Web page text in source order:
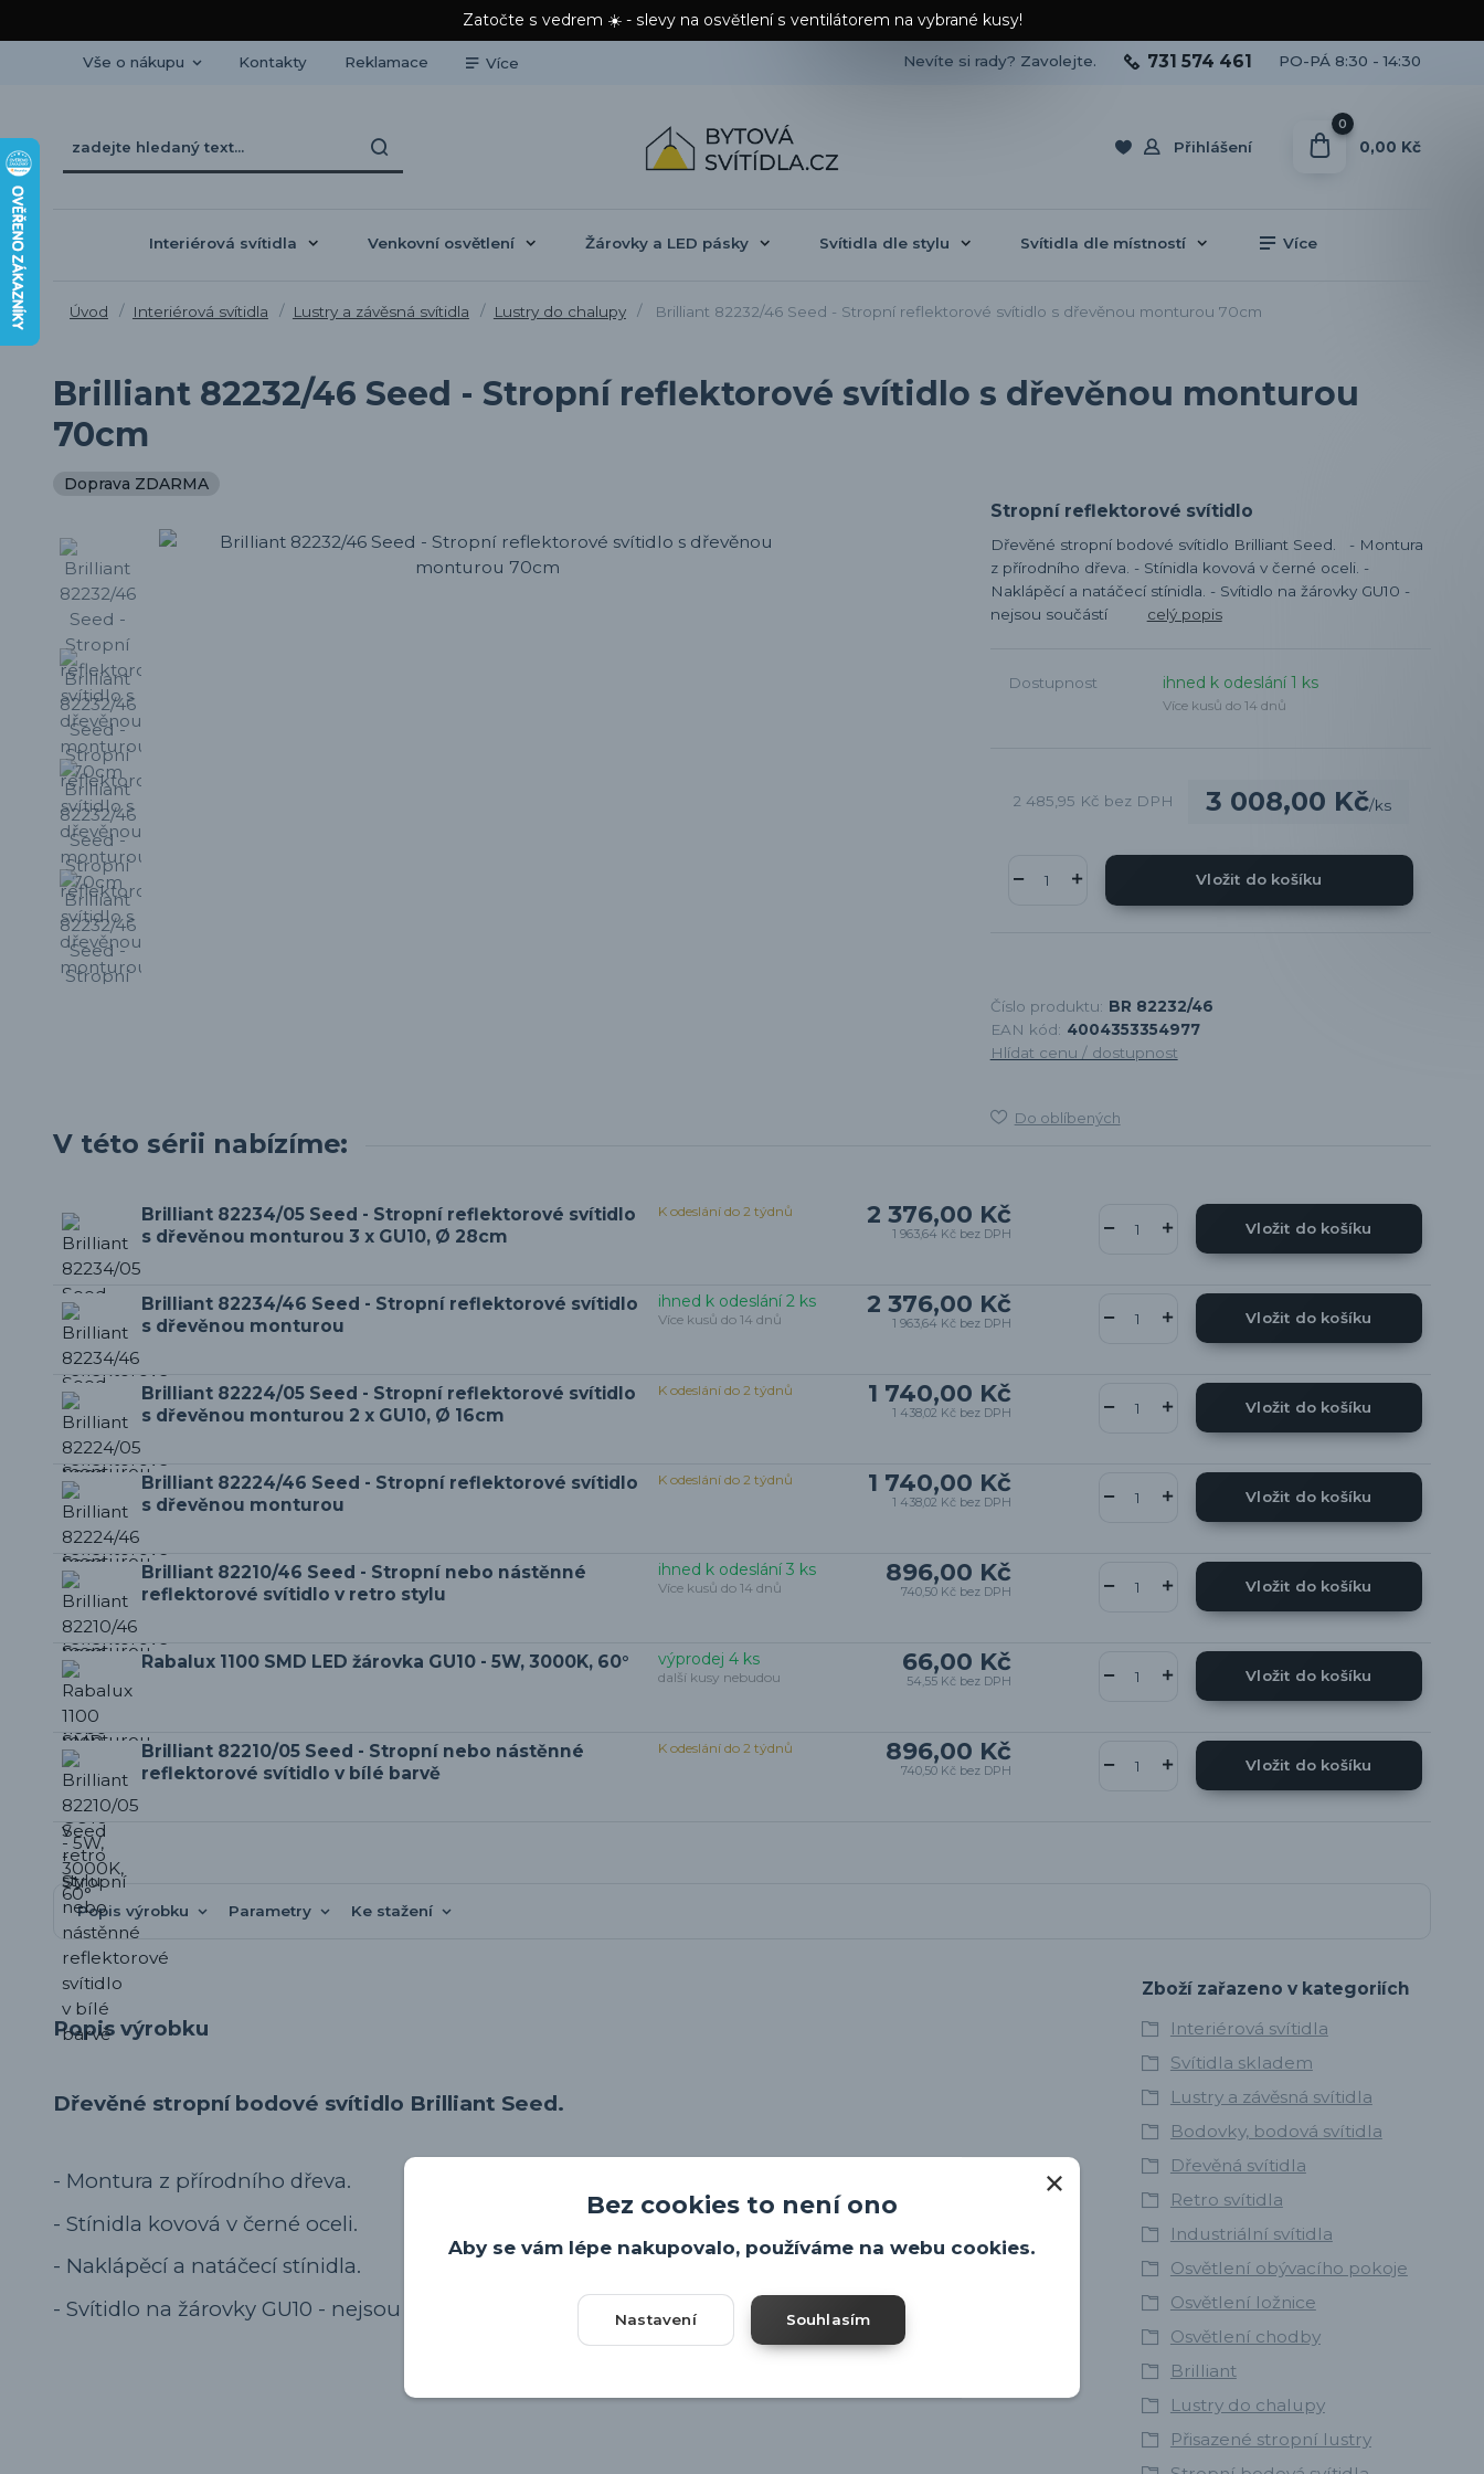
Zatočte s vedrem ☀️ - slevy na osvětlení s ventilátorem na vybrané kusy!
Vše o nákupu Kontakty Reklamace Více
Přihlášení
Nevíte si rady? Zavolejte. 731 574 461 PO-PÁ 8:30 - 14:30
0
0,00 Kč
Interiérová svítidla Venkovní osvětlení Žárovky a LED pásky Svítidla dle stylu Svítidla dle místností Více
Úvod Interiérová svítidla Lustry a závěsná svítidla Lustry do chalupy Brilliant 82232/46 Seed - Stropní reflektorové svítidlo s dřevěnou monturou 70cm
Brilliant 82232/46 Seed - Stropní reflektorové svítidlo s dřevěnou monturou
70cm
Doprava ZDARMA
Stropní reflektorové svítidlo
Dřevěné stropní bodové svítidlo Brilliant Seed. - Montura
z přírodního dřeva. - Stínidla kovová v černé oceli. -
Naklápěcí a natáčecí stínidla. - Svítidlo na žárovky GU10 -
nejsou součástí celý popis
Dostupnost ihned k odeslání 1 ks
Více kusů do 14 dnů
3 008,00 Kč/ks
2 485,95 Kč bez DPH
Vložit do košíku
Číslo produktu: BR 82232/46
EAN kód: 4004353354977
Hlídat cenu / dostupnost
Do oblíbených
V této sérii nabízíme:
Brilliant 82234/05 Seed - Stropní reflektorové svítidlo
s dřevěnou monturou 3 x GU10, Ø 28cm
2 376,00 Kč
1 963,64 Kč bez DPH
K odeslání do 2 týdnů
Vložit do košíku
Brilliant 82234/46 Seed - Stropní reflektorové svítidlo
s dřevěnou monturou
2 376,00 Kč
1 963,64 Kč bez DPH
ihned k odeslání 2 ks
Více kusů do 14 dnů Vložit do košíku
Brilliant 82224/05 Seed - Stropní reflektorové svítidlo
s dřevěnou monturou 2 x GU10, Ø 16cm
1 740,00 Kč
1 438,02 Kč bez DPH
K odeslání do 2 týdnů
Vložit do košíku
Brilliant 82224/46 Seed - Stropní reflektorové svítidlo
s dřevěnou monturou
1 740,00 Kč
1 438,02 Kč bez DPH
K odeslání do 2 týdnů
Vložit do košíku
Brilliant 82210/46 Seed - Stropní nebo nástěnné
reflektorové svítidlo v retro stylu
896,00 Kč
740,50 Kč bez DPH
ihned k odeslání 3 ks
Více kusů do 14 dnů Vložit do košíku
Rabalux 1100 SMD LED žárovka GU10 - 5W, 3000K, 60° 66,00 Kč
54,55 Kč bez DPH
výprodej 4 ks
další kusy nebudou Vložit do košíku
Brilliant 82210/05 Seed - Stropní nebo nástěnné
reflektorové svítidlo v bílé barvě
896,00 Kč
740,50 Kč bez DPH
K odeslání do 2 týdnů
Vložit do košíku
Popis výrobku Parametry Ke stažení
Popis výrobku
Dřevěné stropní bodové svítidlo Brilliant Seed.
- Montura z přírodního dřeva.
- Stínidla kovová v černé oceli.
- Naklápěcí a natáčecí stínidla.
- Svítidlo na žárovky GU10 - nejsou součástí
Zboží zařazeno v kategoriích
Interiérová svítidla
Svítidla skladem
Lustry a závěsná svítidla
Bodovky, bodová svítidla
Dřevěná svítidla
Retro svítidla
Industriální svítidla
Osvětlení obývacího pokoje
Osvětlení ložnice
Osvětlení chodby
Brilliant
Lustry do chalupy
Přisazené stropní lustry
Bez cookies to není ono
Aby se vám lépe nakupovalo, používáme na webu cookies.
Nastavení Souhlasím